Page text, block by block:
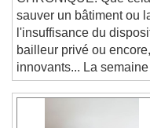
Beginning of
and close the
Text
Color
CHRONIQUE. Que
sauver un bâtiment ou
l'insuffisance du
bailleur privé ou
innovants... La semaine